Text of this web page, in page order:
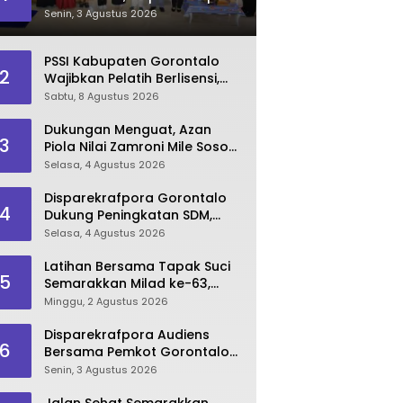
Dorong Lahirnya SDM
Pariwisata Unggul
Senin, 3 Agustus 2026
2
PSSI Kabupaten Gorontalo
Wajibkan Pelatih Berlisensi,
Dimulai dari Piala Bupati
Sabtu, 8 Agustus 2026
3
Dukungan Menguat, Azan
Piola Nilai Zamroni Mile Sosok
Tepat Teruskan
Selasa, 4 Agustus 2026
Disparekrafpora Gorontalo
Dukung Peningkatan SDM,
Berikan Rekomendasi Studi S3
Selasa, 4 Agustus 2026
Latihan Bersama Tapak Suci
Semarakkan Milad ke-63,
Sultan Kalupe Ajak Atlet
Minggu, 2 Agustus 2026
Disparekrafpora Audiens
Bersama Pemkot Gorontalo
Bahas Dukungan GKK 2026
Senin, 3 Agustus 2026